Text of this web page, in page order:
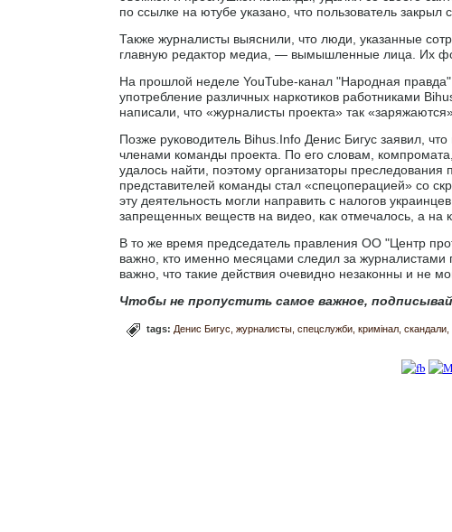
по ссылке на ютубе указано, что пользователь закрыл
Также журналисты выяснили, что люди, указанные
главную редактор медиа, — вымышленные лица. Их
На прошлой неделе YouTube-канал "Народная правда"
употребление различных наркотиков работниками
написали, что «журналисты проекта» так
Позже руководитель Bihus.Info Денис Бигус заявил,
членами команды проекта. По его словам,
удалось найти, поэтому организаторы
представителей команды стал «спецоперацией» со
эту деятельность могли направить с налогов
запрещенных веществ на видео, как отмечалось, а на
В то же время председатель правления ОО "Центр
важно, кто именно месяцами следил за
важно, что такие действия очевидно незаконны и не
Чтобы не пропустить самое важное,
tags: Денис Бигус журналисты спецслужби кримінал скандали